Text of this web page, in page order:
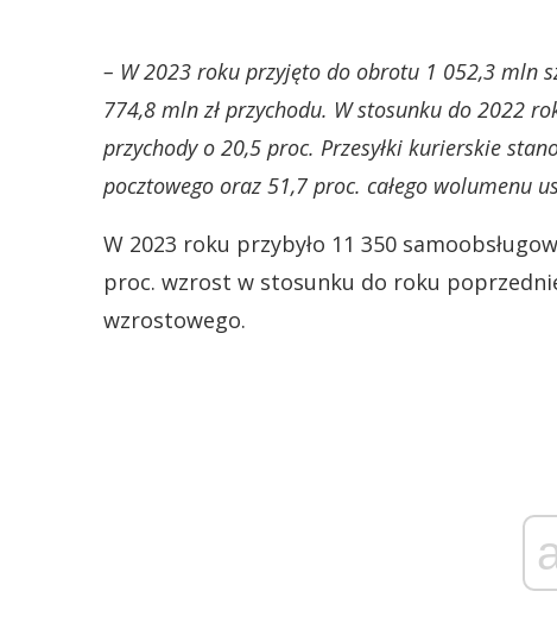
– W 2023 roku przyjęto do obrotu 1 052,3 mln
774,8 mln zł przychodu. W stosunku do 2022
przychody o 20,5 proc. Przesyłki kurierskie
pocztowego oraz 51,7 proc. całego wolumenu
W 2023 roku przybyło 11 350
proc. wzrost w stosunku do roku
wzrostowego.